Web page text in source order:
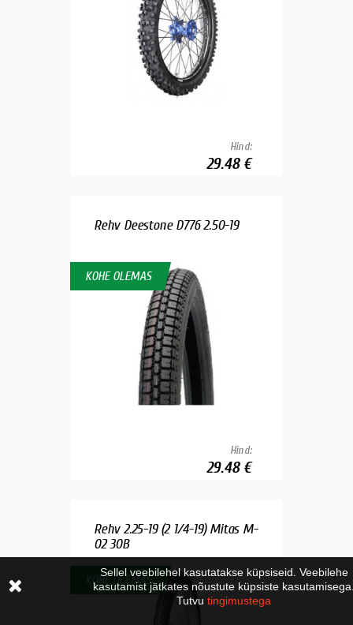
Hind:
29.48 €
Rehv Deestone D776 2.50-19
KOHE OLEMAS
Hind:
29.48 €
Rehv 2.25-19 (2 1/4-19) Mitas M-
02 30B
KOHE OLEMAS
Sellel veebilehel kasutatakse küpsiseid. Veebilehe
kasutamist jätkates nõustute küpsiste
Tutvu tingimustega